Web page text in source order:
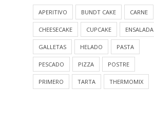
APERITIVO BUNDT CAKE CARNE
CHEESECAKE CUPCAKE ENSALADA
GALLETAS HELADO PASTA
PESCADO PIZZA POSTRE
PRIMERO TARTA THERMOMIX